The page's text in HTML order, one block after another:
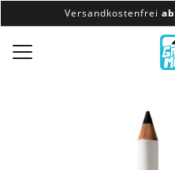
Versandkostenfrei
100% veganes & fair
Versandkostenfrei